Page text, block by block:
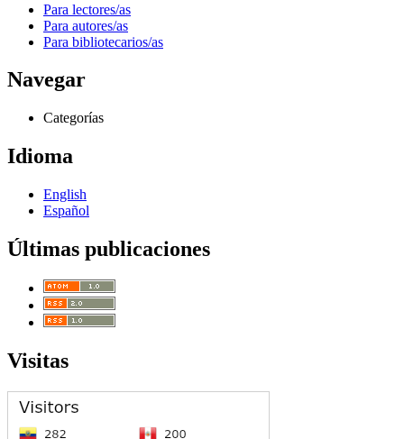
Para lectores/as
Para autores/as
Para bibliotecarios/as
Navegar
Categorías
Idioma
English
Español
Últimas publicaciones
Visitas